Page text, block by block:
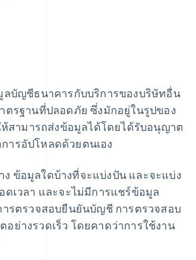
ลบัญชีธนาคารกับบริการของบริษัทอื่น
ตรฐานที่ปลอดภัย ซึ่งมักอยู่ในรูปของ
สามารถส่งข้อมูลได้โดยได้รับอนุญาต
ารอัปโหลดด้วยตนเอง
ข้อมูลใดบ้างที่จะแบ่งปัน และจะแบ่ง
ดเวลา และจะไม่มีการแชร์ข้อมูล
ารตรวจสอบยืนยันบัญชี การตรวจสอบ
ย่างรวดเร็ว โดยคาดว่าการใช้งาน